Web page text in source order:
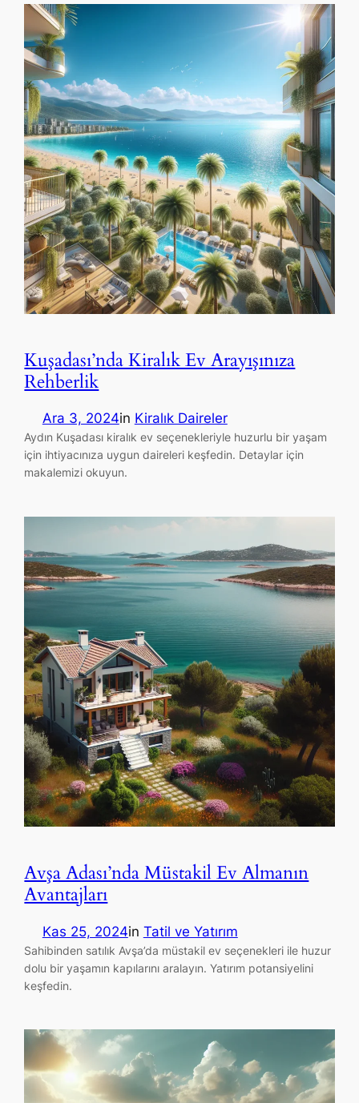
Kuşadası’nda Kiralık Ev Arayışınıza
Rehberlik
Ara 3, 2024in Kiralık Daireler
Aydın Kuşadası kiralık ev seçenekleriyle huzurlu bir yaşam
için ihtiyacınıza uygun daireleri keşfedin. Detaylar için
makalemizi okuyun.
Avşa Adası’nda Müstakil Ev Almanın
Avantajları
Kas 25, 2024in Tatil ve Yatırım
Sahibinden satılık Avşa’da müstakil ev seçenekleri ile huzur
dolu bir yaşamın kapılarını aralayın. Yatırım potansiyelini
keşfedin.